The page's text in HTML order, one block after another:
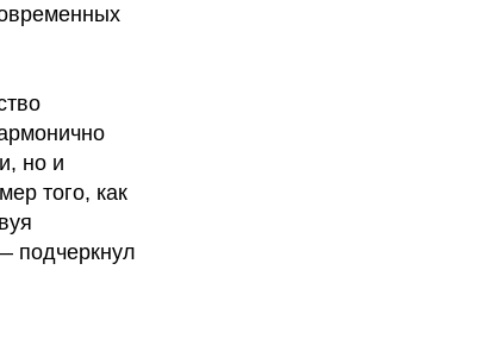
но и
того, как
подчеркнул